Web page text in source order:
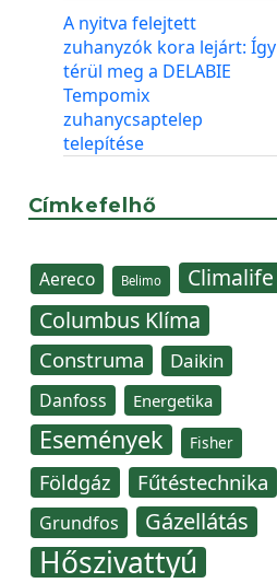
A nyitva felejtett
zuhanyzók kora lejárt: Így
térül meg a DELABIE
Tempomix
zuhanycsaptelep
telepítése
Címkefelhő
Aereco Belimo
Climalife
Columbus Klíma
Construma Daikin
Danfoss Energetika
Események Fisher
Földgáz Fűtéstechnika
Grundfos Gázellátás
Hőszivattyú